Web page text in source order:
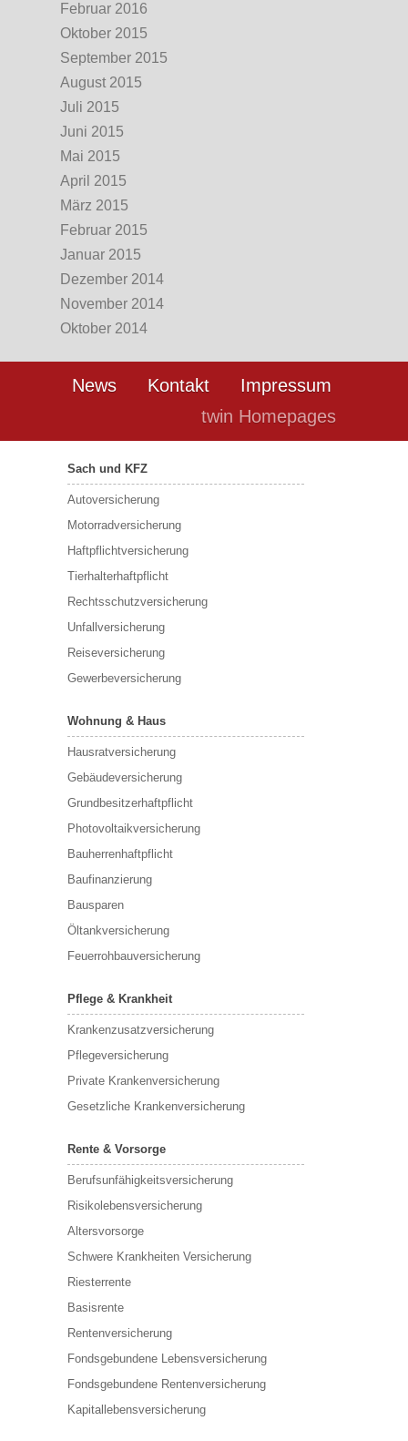
Februar 2016
Oktober 2015
September 2015
August 2015
Juli 2015
Juni 2015
Mai 2015
April 2015
März 2015
Februar 2015
Januar 2015
Dezember 2014
November 2014
Oktober 2014
News Kontakt
Impressum
twin Homepages
Sach und KFZ
Autoversicherung
Motorradversicherung
Haftpflichtversicherung
Tierhalterhaftpflicht
Rechtsschutzversicherung
Unfallversicherung
Reiseversicherung
Gewerbeversicherung
Wohnung & Haus
Hausratversicherung
Gebäudeversicherung
Grundbesitzerhaftpflicht
Photovoltaikversicherung
Bauherrenhaftpflicht
Baufinanzierung
Bausparen
Öltankversicherung
Feuerrohbauversicherung
Pflege & Krankheit
Krankenzusatzversicherung
Pflegeversicherung
Private Krankenversicherung
Gesetzliche Krankenversicherung
Rente & Vorsorge
Berufs­unfähigkeitsversicherung
Risikolebensversicherung
Altersvorsorge
Schwere Krankheiten Versicherung
Riesterrente
Basisrente
Rentenversicherung
Fondsgebundene Lebensversicherung
Fondsgebundene Rentenversicherung
Kapitallebensversicherung